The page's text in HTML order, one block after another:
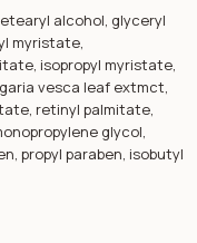
alcohol, glyceryl
myristate,
isopropyl myristate,
vesca leaf extmct,
retinyl palmitate,
glycol,
propyl paraben, isobutyl